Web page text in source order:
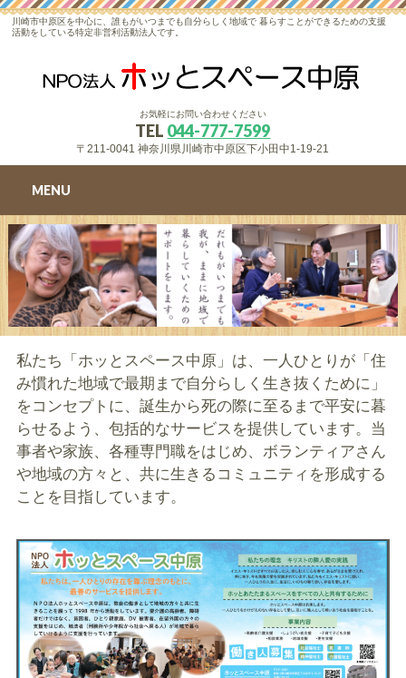
川崎市中原区を中心に、誰もがいつまでも自分らしく地域で 暮らすことができるための支援
活動をしている特定非営利活動法人です。
お気軽にお問い合わせください
TEL 044-777-7599
〒211-0041 神奈川県川崎市中原区下小田中1-19-21
MENU
私たち「ホッとスペース中原」は、一人ひとりが「住
み慣れた地域で最期まで自分らしく生き抜くために」
をコンセプトに、誕生から死の際に至るまで平安に暮
らせるよう、包括的なサービスを提供しています。当
事者や家族、各種専門職をはじめ、ボランティアさん
や地域の方々と、共に生きるコミュニティを形成する
ことを目指しています。